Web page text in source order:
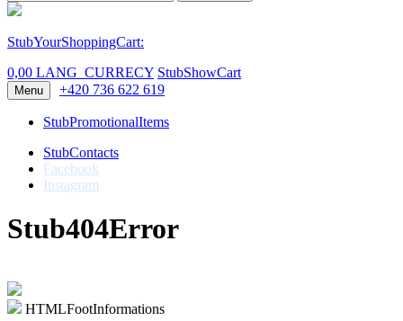
StubYourShoppingCart:
0,00 LANG_CURRECY StubShowCart
Menu +420 736 622 619
StubPromotionalItems
StubContacts
Facebook
Instagram
Stub404Error
HTMLFootInformations